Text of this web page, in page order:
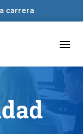
carrera